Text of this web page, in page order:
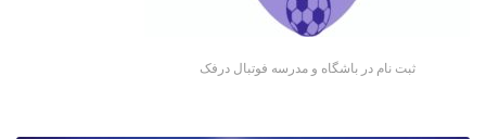
ثبت نام در باشگاه و مدرسه فوتبال درفک